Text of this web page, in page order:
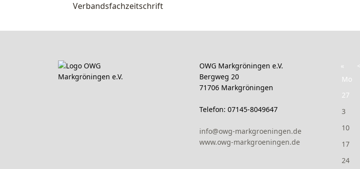
Verbandsfachzeitschrift
OWG Markgröningen e.V.
Bergweg 20
71706 Markgröningen
Telefon: 07145-8049647
info@owg-markgroeningen.de
www.owg-markgroeningen.de
« <
Mo
27
3
10
17
24